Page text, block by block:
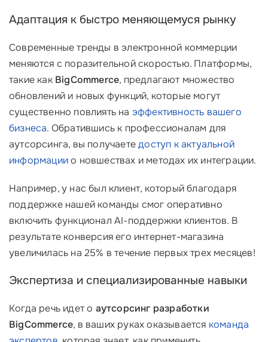
Адаптация к быстро меняющемуся рынку
Современные тренды в электронной коммерции
меняются с поразительной скоростью. Платформы,
такие как BigCommerce, предлагают множество
обновлений и новых функций, которые могут
существенно повлиять на эффективность вашего
бизнеса. Обратившись к профессионалам для
аутсорсинга, вы получаетедоступ к актуальной
информациио новшествах и методах их интеграции.
Например, у нас был клиент, который благодаря
поддержке нашей команды смог оперативно
включить функционал AI-поддержки клиентов. В
результате конверсия его интернет-магазина
увеличилась на 25% в течение первых трех месяцев!
Экспертиза и специализированные навыки
Когда речь идет о аутсорсинг разработки
BigCommerce, в ваших руках оказывается команда